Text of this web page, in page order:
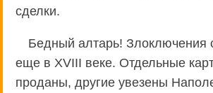
сделки.
Бедный алтарь! Злоключения
еще в XVIII веке. Отдельные
проданы, другие увезены